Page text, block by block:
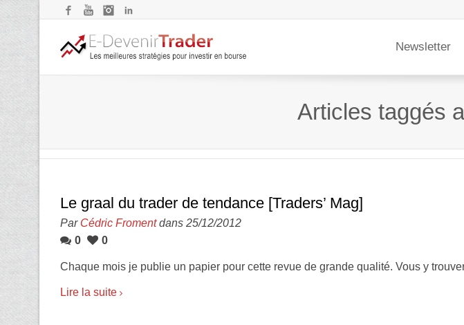
FacebookYouTubeInstagram
Newsletter
Articles taggés
Le graal du trader de tendance [Traders’ Mag]
Par Cédric Fromentdans 25/12/2012
0
0
Chaque mois je publie un papier pour cette revue de grande qualité. Vous y
Lire la suite